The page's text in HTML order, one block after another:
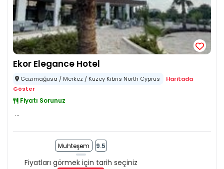
Ekor Elegance Hotel
Gazimağusa / Merkez / Kuzey Kıbrıs North Cyprus
Haritada
Göster
Fiyatı Sorunuz
...
Muhteşem 9.5
Fiyatları görmek için tarih seçiniz